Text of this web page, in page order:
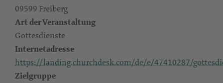
09599 Freiberg
Art der Veranstaltung
Gottesdienste
Internetadresse
https://landing.churchdesk.com/de/e/47410287/
Zielgruppe